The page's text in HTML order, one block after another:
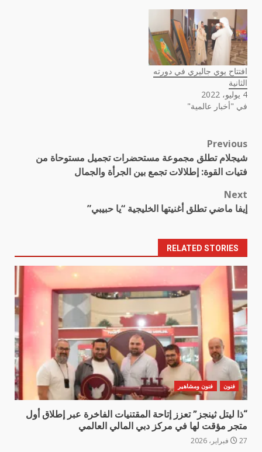
افتتاح يوي جاليري في دورته
الثانية
4 يوليو، 2022
في "أخبار عالمية"
Post
navigation
Previous
شيجلام تطلق مجموعة مستحضرات تجميل مستوحاة من
فتيات القوة: إطلالات تجمع بين الجرأة والجمال
Next
إيفا ماضي تطلق أغنيتها الخليجية “يا حبيبي”
RELATED STORIES
فنون فنون ومشاهير
“ذا ليتل ثينجز” تعزز إتاحة المقتنيات الفاخرة عبر إطلاق أول
متجر مؤقت لها في مركز دبي المالي العالمي
27 فبراير، 2026